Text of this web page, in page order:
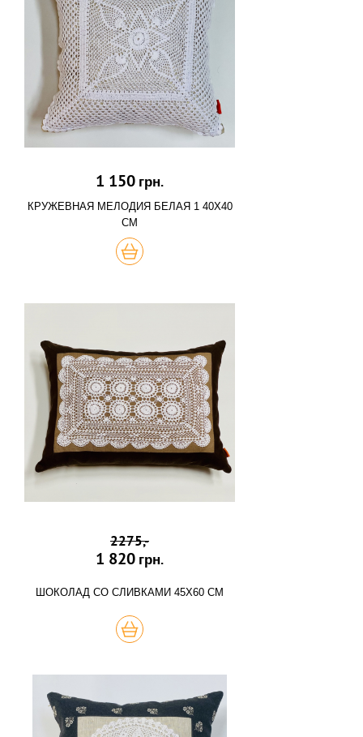
1 150 грн.
КРУЖЕВНАЯ МЕЛОДИЯ БЕЛАЯ 1 40Х40
СМ
КУПИТЬ
2275,-
1 820 грн.
ШОКОЛАД СО СЛИВКАМИ 45Х60 СМ
КУПИТЬ